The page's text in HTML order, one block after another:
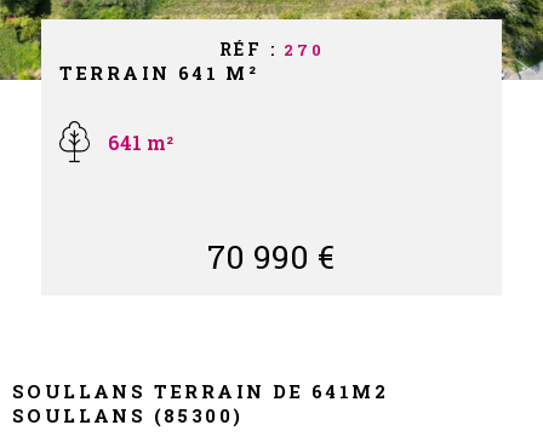
NOS
NOS
RÉF : 270
TERRAIN 641 M²
641 m²
70 990 €
SOULLANS TERRAIN DE 641M2
SOULLANS (85300)